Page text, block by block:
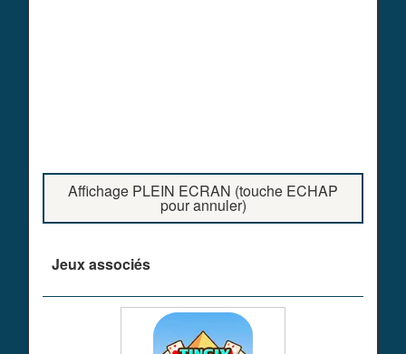
Affichage PLEIN ECRAN (touche ECHAP
pour annuler)
Jeux associés